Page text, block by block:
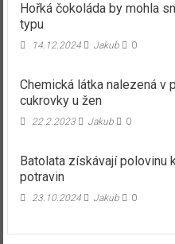
Hořká čokoláda by mohla
typu
14.12.2024 Jakub 0
Chemická látka nalezená v
cukrovky u žen
22.2.2023 Jakub 0
Batolata získávají polovinu
potravin
23.10.2024 Jakub 0